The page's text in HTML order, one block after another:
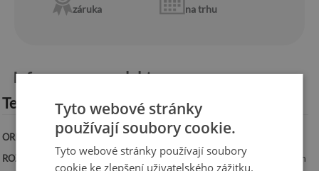
záruka
na trhu
Informace o produktu:
Technická specifikace:
ORIENTACE:Vodorovná
ROZMĚRY:
100x50 cm, 125x50 cm, 100x70 cm, 120x60 cm, 140x70 cm
Tyto webové stránky
používají soubory cookie.
Tyto webové stránky používají soubory
cookie ke zlepšení uživatelského zážitku.